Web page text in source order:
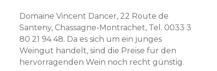
Domaine Vincent Dancer, 22 Route de
Santeny, Chassagne-Montrachet, Tel. 0033 3
80 21 94 48. Da es sich um ein junges
Weingut handelt, sind die Preise für den
hervorragenden Wein noch recht günstig.